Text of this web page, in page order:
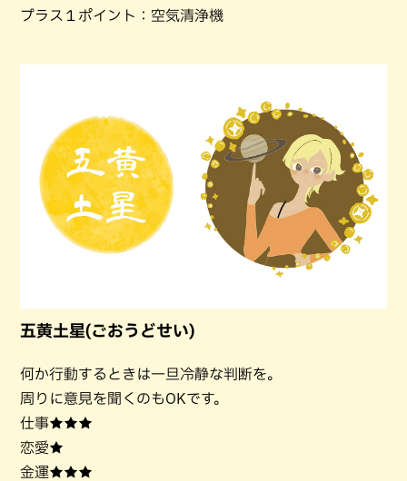
プラス１ポイント：空気清浄機
五黄土星(ごおうどせい)
何か行動するときは一旦冷静な判断を。
周りに意見を聞くのもOKです。
仕事★★★
恋愛★
金運★★★